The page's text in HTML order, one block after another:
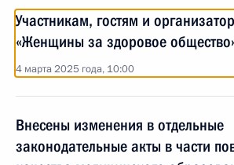
Участникам, гостям и
«Женщины за здоровое
4 марта 2025 года, 10:00
Внесены изменения в отдельные
законодательные акты в части